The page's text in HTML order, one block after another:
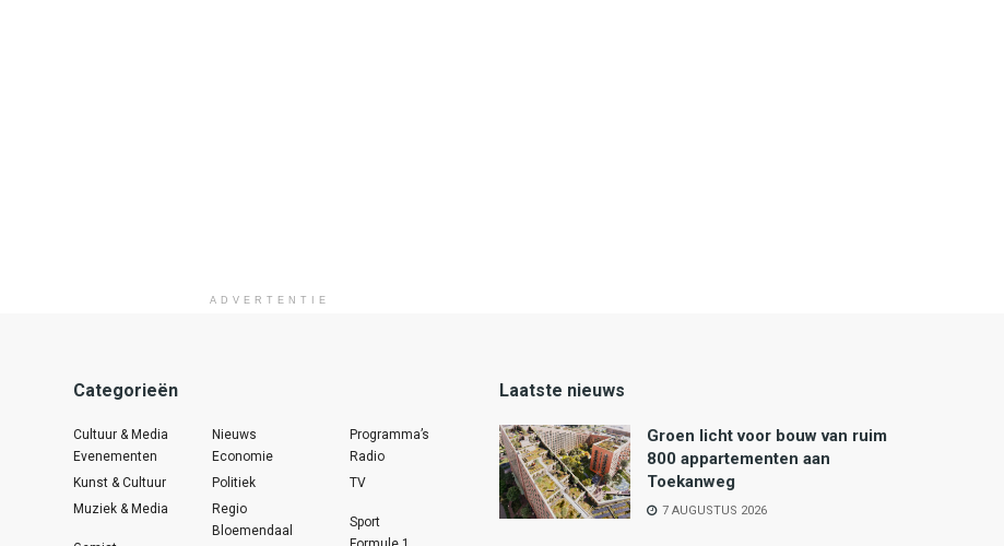
ADVERTENTIE
Categorieën
Cultuur & Media
Evenementen
Kunst & Cultuur
Muziek & Media
Nieuws
Economie
Politiek
Regio
Bloemendaal
Programma’s
Radio
TV
Sport
Laatste nieuws
Groen licht voor bouw van ruim
800 appartementen aan
Toekanweg
7 AUGUSTUS 2026